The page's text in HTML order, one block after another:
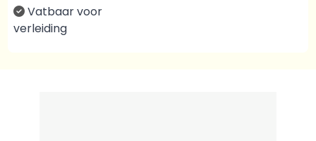
Vatbaar voor
verleiding